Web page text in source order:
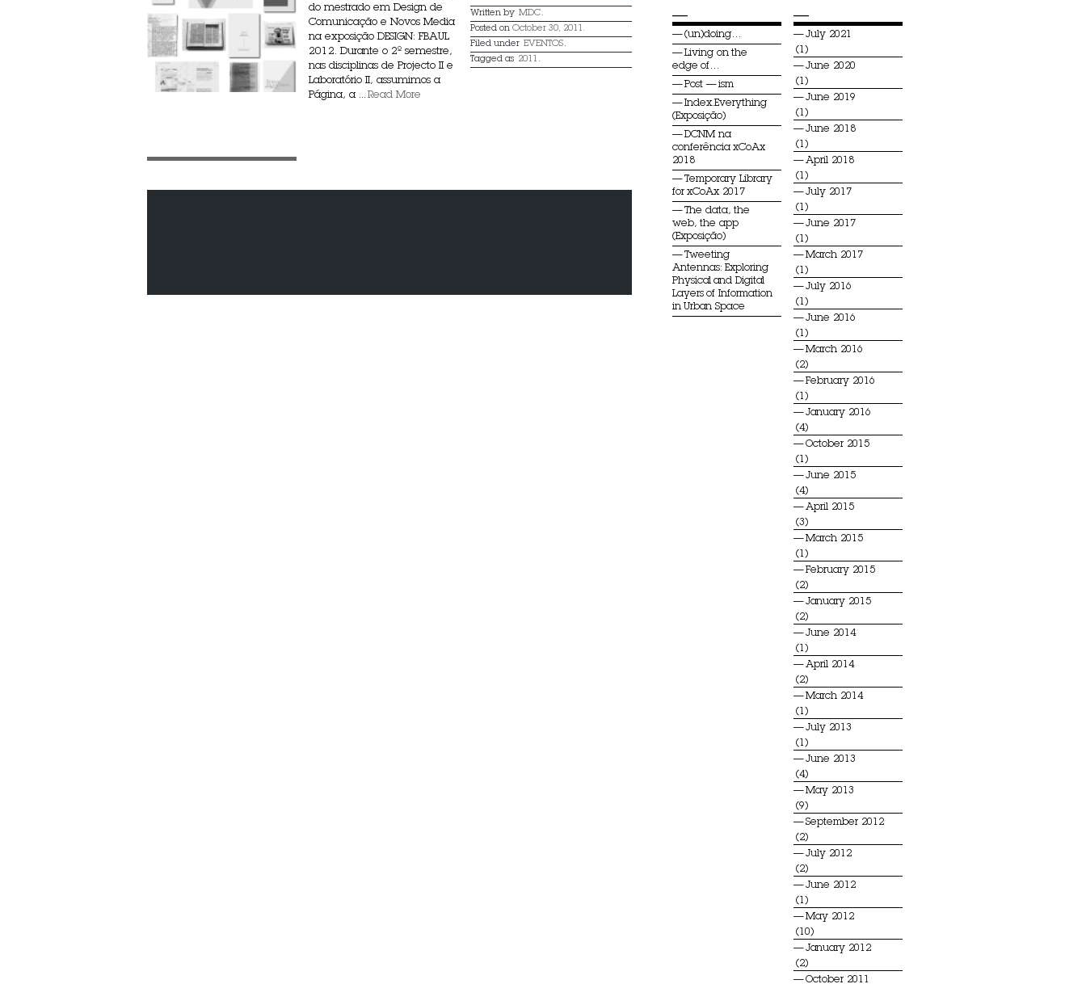
do mestrado em Design de
Comunicação e Novos Media
na exposição DESIGN: FBAUL
2012. Durante o 2º semestre,
nas disciplinas de Projecto II e
Laboratório II, assumimos a
Página, a ... Read More
Written by MDC.
Posted on October 30, 2011.
Filed under EVENTOS.
Tagged as 2011 .
—
(un)doing…
Living on the
edge of…
Post — ism
Index.Everything
(Exposição)
DCNM na
conferência xCoAx
2018
Temporary Library
for xCoAx 2017
The data, the
web, the app
(Exposição)
Tweeting
Antennas: Exploring
Physical and Digital
Layers of Information
in Urban Space
—
July 2021
(1)
June 2020
(1)
June 2019
(1)
June 2018
(1)
April 2018
(1)
July 2017
(1)
June 2017
(1)
March 2017
(1)
July 2016
(1)
June 2016
(1)
March 2016
(2)
February 2016
(1)
January 2016
(4)
October 2015
(1)
June 2015
(4)
April 2015
(3)
March 2015
(1)
February 2015
(2)
January 2015
(2)
June 2014
(1)
April 2014
(2)
March 2014
(1)
July 2013
(1)
June 2013
(4)
May 2013
(9)
September 2012
(2)
July 2012
(2)
June 2012
(1)
May 2012
(10)
January 2012
(2)
October 2011